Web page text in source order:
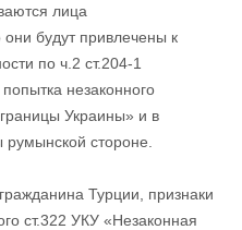
лица
будут привлечены к
по ч.2 ст.204-1
незаконного
Украины» и в
стороне.
Турции, признаки
ст.322 УКУ «Незаконная